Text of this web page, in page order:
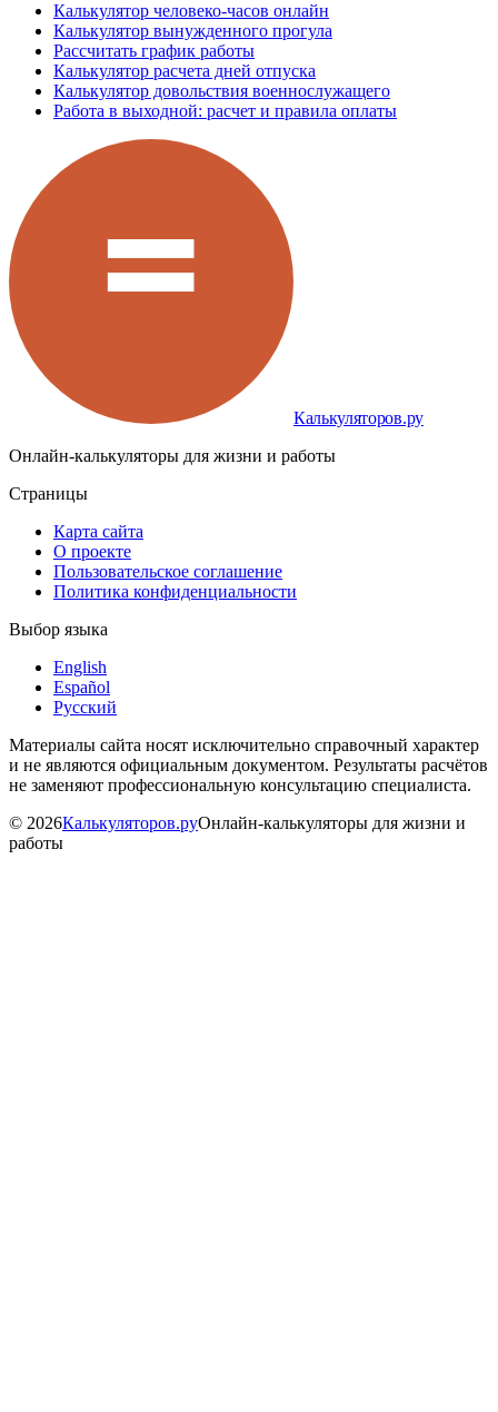
Калькулятор человеко-часов онлайн
Калькулятор вынужденного прогула
Рассчитать график работы
Калькулятор расчета дней отпуска
Калькулятор довольствия военнослужащего
Работа в выходной: расчет и правила оплаты
Калькуляторов.ру
Онлайн-калькуляторы для жизни и работы
Страницы
Карта сайта
О проекте
Пользовательское соглашение
Политика конфиденциальности
Выбор языка
English
Español
Русский
Материалы сайта носят исключительно справочный характер
и не являются официальным документом. Результаты расчётов
не заменяют профессиональную консультацию специалиста.
© 2026Калькуляторов.руОнлайн-калькуляторы для жизни и
работы